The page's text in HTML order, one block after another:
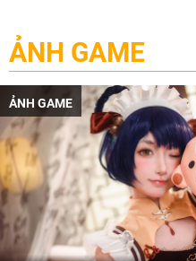
ẢNH GAME
ẢNH GAME